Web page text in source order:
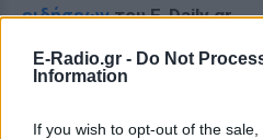
E-Radio.gr - Do Not
Information
If you wish to opt-out of the
ειδήσεωντου E-Daily.gr
Ακολουθήστε το E-